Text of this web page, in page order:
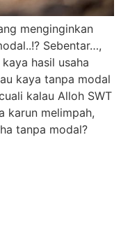
menginginkan
Sebentar…,
hasil usaha
kaya tanpa modal
kalau Alloh SWT
karun melimpah,
tanpa modal?